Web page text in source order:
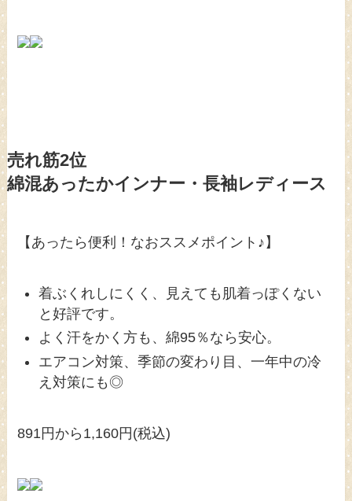
売れ筋2位
綿混あったかインナー・長袖レディース
【あったら便利！なおススメポイント♪】
着ぶくれしにくく、見えても肌着っぽくない
と好評です。
よく汗をかく方も、綿95％なら安心。
エアコン対策、季節の変わり目、一年中の冷
え対策にも◎
891円から1,160円(税込)